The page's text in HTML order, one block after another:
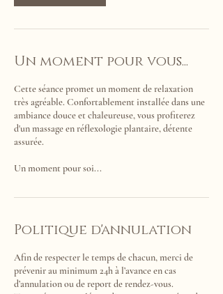
Un moment pour vous...
Cette séance promet un moment de relaxation
très agréable. Confortablement installée dans une
ambiance douce et chaleureuse, vous profiterez
d'un massage en réflexologie plantaire, détente
assurée.
Un moment pour soi...
Politique d'annulation
Afin de respecter le temps de chacun, merci de
prévenir au minimum 24h à l’avance en cas
d’annulation ou de report de rendez-vous.